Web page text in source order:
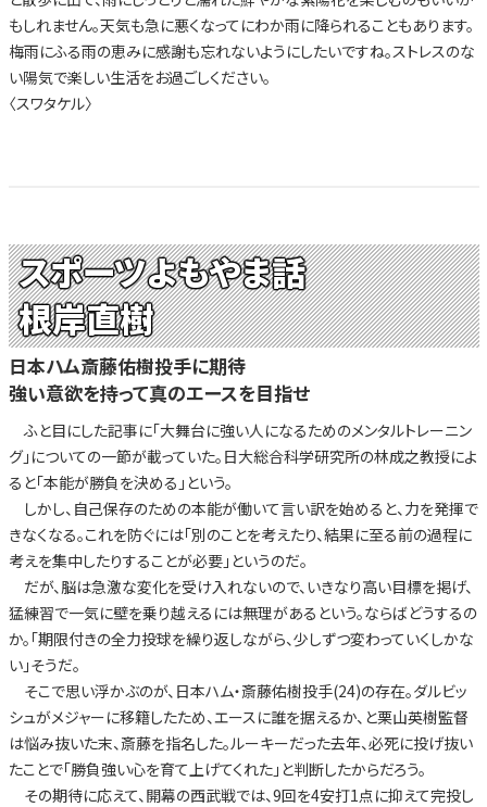
もしれません。天気も急に悪くなってにわか雨に降られることもあります。
梅雨にふる雨の恵みに感謝も忘れないようにしたいですね。ストレスのな
い陽気で楽しい生活をお過ごしください。
〈スワタケル〉
スポーツよもやま話
根岸直樹
日本ハム斎藤佑樹投手に期待
強い意欲を持って真のエースを目指せ
ふと目にした記事に「大舞台に強い人になるためのメンタルトレーニン
グ」についての一節が載っていた。日大総合科学研究所の林成之教授によ
ると「本能が勝負を決める」という。
しかし、自己保存のための本能が働いて言い訳を始めると、力を発揮で
きなくなる。これを防ぐには「別のことを考えたり、結果に至る前の過程に
考えを集中したりすることが必要」というのだ。
だが、脳は急激な変化を受け入れないので、いきなり高い目標を掲げ、
猛練習で一気に壁を乗り越えるには無理があるという。ならばどうするの
か。「期限付きの全力投球を繰り返しながら、少しずつ変わっていくしかな
い」そうだ。
そこで思い浮かぶのが、日本ハム・斎藤佑樹投手(24)の存在。ダルビッ
シュがメジャーに移籍したため、エースに誰を据えるか、と栗山英樹監督
は悩み抜いた末、斎藤を指名した。ルーキーだった去年、必死に投げ抜い
たことで「勝負強い心を育て上げてくれた」と判断したからだろう。
その期待に応えて、開幕の西武戦では、9回を4安打1点に抑えて完投し